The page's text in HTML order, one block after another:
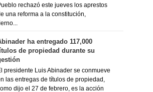
rechazó este jueves los aprestos
una reforma a la constitución,
ha entregado 117,000
de propiedad durante su
presidente Luis Abinader se conmueve
las entregas de títulos de propiedad,
dijo el 27 de febrero, es la acción